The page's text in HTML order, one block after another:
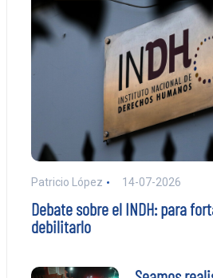
Patricio López 14-07-2026
Debate sobre el INDH: para
debilitarlo